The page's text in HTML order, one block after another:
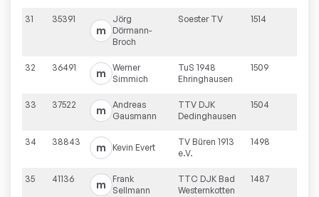
31 35391
m
Jörg
Dörmann-
Broch
Soester TV 1514
32 36491 m
Werner
Simmich
TuS 1948
Ehringhausen
1509
33 37522 m
Andreas
Gausmann
TTV DJK
Dedinghausen
1504
34 38843 m Kevin Evert
TV Büren 1913
e.V.
1498
35 41136 m
Frank
Sellmann
TTC DJK Bad
Westernkotten
1487